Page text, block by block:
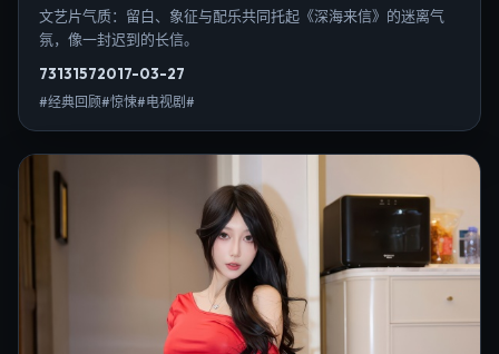
文艺片气质：留白、象征与配乐共同托起《深海来信》的迷离气
氛，像一封迟到的长信。
73131572017-03-27
#经典回顾#惊悚#电视剧#